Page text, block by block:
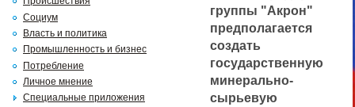
группы "Акрон"
предполагается
создать
государственную
минерально-
сырьевую
Социум
Власть и политика
Промышленность и бизнес
Потребление
Личное мнение
Специальные приложения